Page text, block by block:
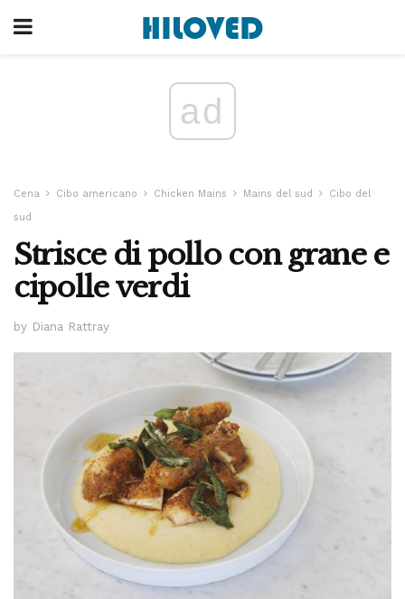
ad
Cena Cibo americano Chicken Mains Mains del sud
Cibo del
sud
Strisce di pollo con grane e
cipolle verdi
by Diana Rattray